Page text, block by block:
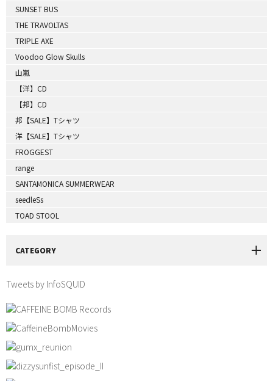
SUNSET BUS
THE TRAVOLTAS
TRIPLE AXE
Voodoo Glow Skulls
山嵐
【洋】CD
【邦】CD
邦【SALE】Tシャツ
洋【SALE】Tシャツ
FROGGEST
range
SANTAMONICA SUMMERWEAR
seedleSs
TOAD STOOL
CATEGORY
Tweets by InfoSQUID